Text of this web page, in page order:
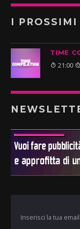
I PROSSIMI
TIME
21:00
Inserisci la tua email: